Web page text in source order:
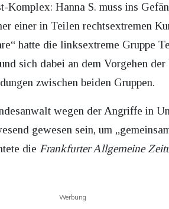
Komplex: Hanna S. muss ins
einer in Teilen rechtsextremen
hatte die linksextreme Gruppe
sich dabei an dem Vorgehen
zwischen beiden Gruppen.
wegen der Angriffe in
gewesen sein, um
die Frankfurter Allgemeine
Werbung